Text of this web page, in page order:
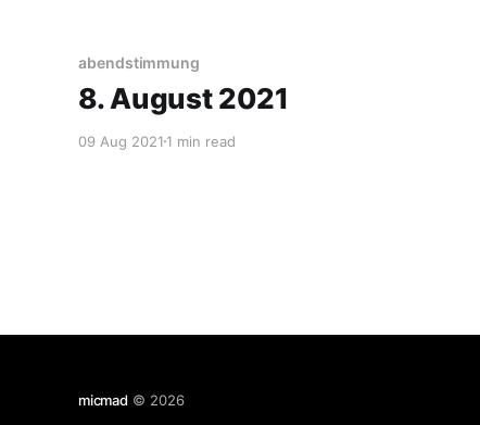
abendstimmung
8. August 2021
09 Aug 2021 1 min read
micmad © 2026